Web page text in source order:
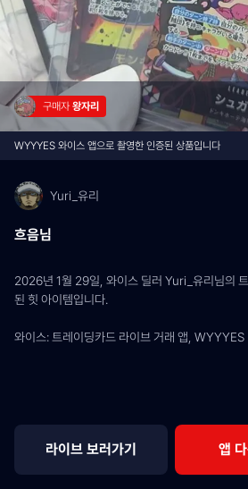
구매자 왕자리
WYYYES 와이스 앱으로 촬영한 인증된 상품입니다
Yuri_유리
흐음님
2026년 1월 29일, 와이스 딜러 Yuri_유리님의
된 힛 아이템입니다.
와이스: 트레이딩카드 라이브 거래 앱, WYYYES
라이브 보러가기 앱